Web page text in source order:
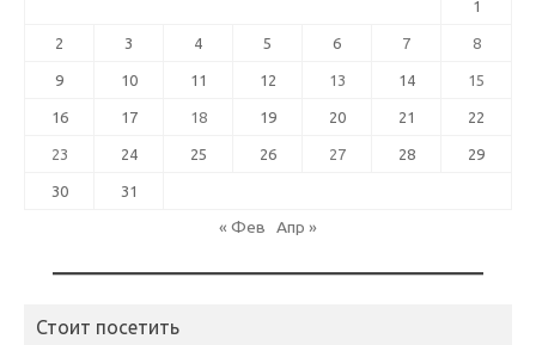
1
2 3 4 5 6 7 8
9 10 11 12 13 14 15
16 17 18 19 20 21 22
23 24 25 26 27 28 29
30 31
« Фев Апр »
Стоит посетить